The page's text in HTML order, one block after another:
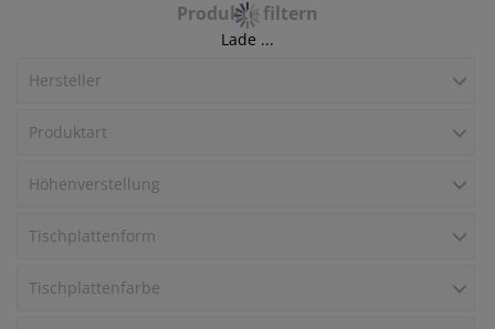
Produkte filtern
Hersteller
Produktart
Höhenverstellung
Tischplattenform
Tischplattenfarbe
Lade ...